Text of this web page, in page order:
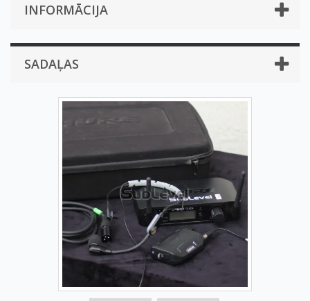
INFORMĀCIJA
SADAĻAS